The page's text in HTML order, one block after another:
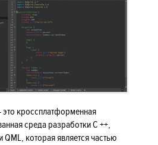
это кроссплатформенная
среда разработки C ++,
QML, которая является частью